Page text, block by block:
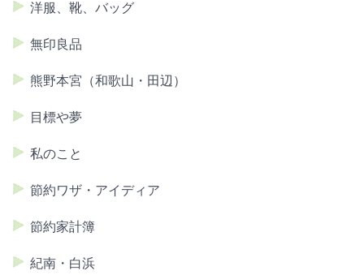
洋服、靴、バッグ
無印良品
熊野本宮（和歌山・田辺）
目標や夢
私のこと
節約ワザ・アイディア
節約家計簿
紀南・白浜